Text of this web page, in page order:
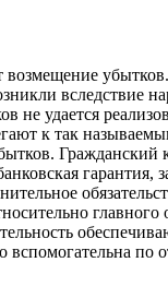
вследствие
удается
к так
Гражданский
гаран­тия,
вспомогательна